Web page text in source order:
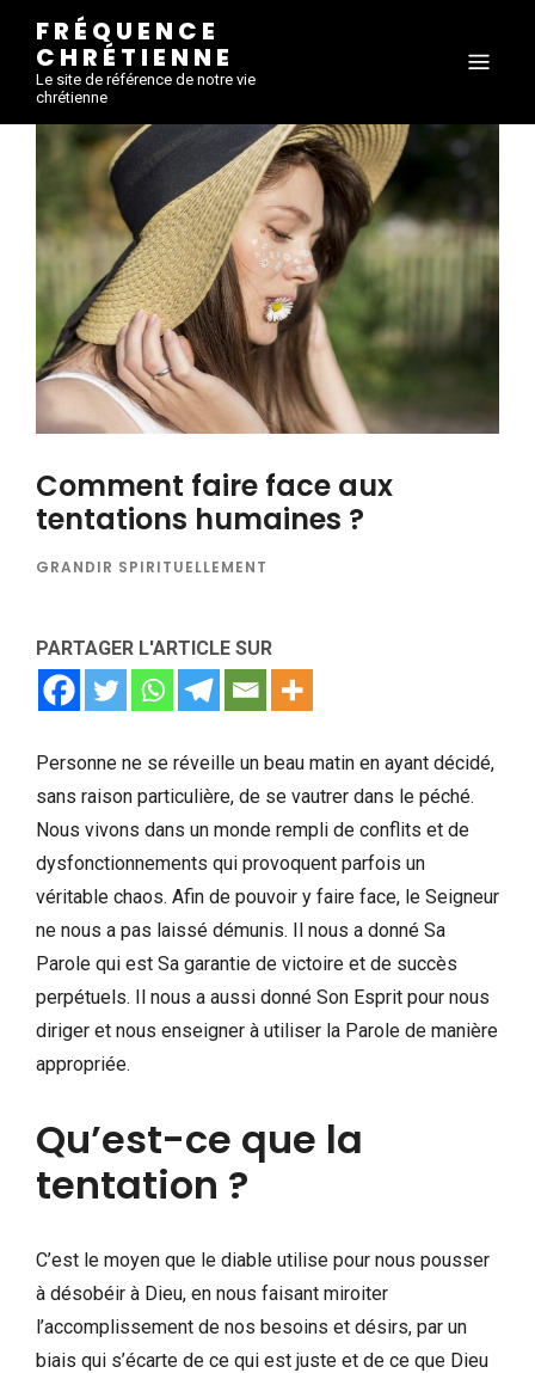
FRÉQUENCE
CHRÉTIENNE
Le site de référence de notre vie
chrétienne
Comment faire face aux
tentations humaines ?
GRANDIR SPIRITUELLEMENT
PARTAGER L'ARTICLE SUR
Personne ne se réveille un beau matin en ayant décidé,
sans raison particulière, de se vautrer dans le péché.
Nous vivons dans un monde rempli de conflits et de
dysfonctionnements qui provoquent parfois un
véritable chaos. Afin de pouvoir y faire face, le Seigneur
ne nous a pas laissé démunis. Il nous a donné Sa
Parole qui est Sa garantie de victoire et de succès
perpétuels. Il nous a aussi donné Son Esprit pour nous
diriger et nous enseigner à utiliser la Parole de manière
appropriée.
Qu’est-ce que la
tentation ?
C’est le moyen que le diable utilise pour nous pousser
à désobéir à Dieu, en nous faisant miroiter
l’accomplissement de nos besoins et désirs, par un
biais qui s’écarte de ce qui est juste et de ce que Dieu